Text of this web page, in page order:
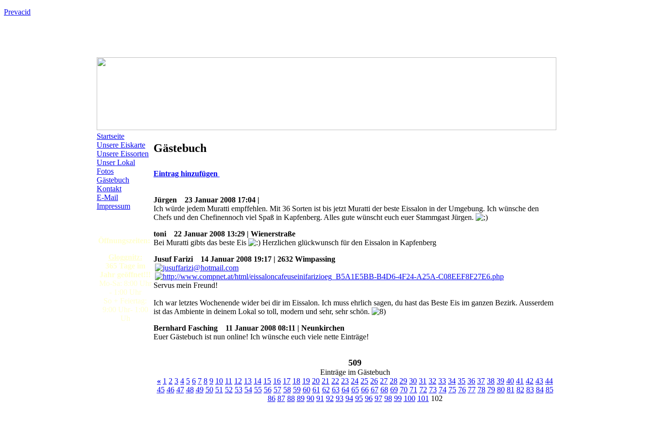
Prevacid
Startseite
Unsere Eiskarte
Unsere Eissorten
Unser Lokal
Fotos
Gästebuch
Kontakt
E-Mail
Impressum
Öffnungszeiten:
Gloggnitz:
365 Tage im
Jahr geöffnet!!!
Mo-Sa: 8:00 Uhr
- 1:00 Uhr
So + Feiertag:
9:00 Uhr- 1:00
Uh
Gästebuch
Eintrag hinzufügen
Jürgen
23 Januar 2008 17:04 |
Ich würde jedem Muratti empffehlen. Mit 36 Sorten ist bis jetzt Muratti der beste Eissalon in der Umgebung. Ich wünsche den
Chefs und den Chefinennoch viel Spaß in Kapfenberg. Alles gute wünscht euch euer Stammgast Jürgen.
toni
22 Januar 2008 13:29 | Wienerstraße
Bei Muratti gibts das beste Eis
Herzlichen glückwunsch für den Eissalon in Kapfenberg
Jusuf Farizi
14 Januar 2008 19:17 | 2632 Wimpassing
Servus mein Freund!
Ich war letztes Wochenende wider bei dir im Eissalon. Ich muss ehrlich sagen, du hast das Beste Eis im ganzen Bezirk. Ausserdem
ist das Ambiente in deinem Lokal so toll, modern und sehr, sehr schön.
Bernhard Fasching
11 Januar 2008 08:11 | Neunkirchen
Euer Gästebuch ist nun online! Ich wünsche euch viele nette Einträge!
509
Einträge im Gästebuch
« 1 2 3 4 5 6 7 8 9 10 11 12 13 14 15 16 17 18 19 20 21 22 23 24 25 26 27 28 29 30 31 32 33 34 35 36 37 38 39 40 41 42 43 44
45 46 47 48 49 50 51 52 53 54 55 56 57 58 59 60 61 62 63 64 65 66 67 68 69 70 71 72 73 74 75 76 77 78 79 80 81 82 83 84 85
86 87 88 89 90 91 92 93 94 95 96 97 98 99 100 101 102